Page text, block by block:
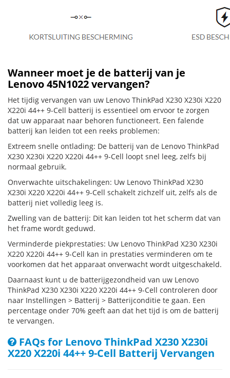
Wanneer moet je de batterij van je
Lenovo 45N1022 vervangen?
Het tijdig vervangen van uw Lenovo ThinkPad X230 X230i X220
X220i 44++ 9-Cell batterij is essentieel om ervoor te zorgen
dat uw apparaat naar behoren functioneert. Een falende
batterij kan leiden tot een reeks problemen:
Extreem snelle ontlading: De batterij van de Lenovo ThinkPad
X230 X230i X220 X220i 44++ 9-Cell loopt snel leeg, zelfs bij
normaal gebruik.
Onverwachte uitschakelingen: Uw Lenovo ThinkPad X230
X230i X220 X220i 44++ 9-Cell schakelt zichzelf uit, zelfs als de
batterij niet volledig leeg is.
Zwelling van de batterij: Dit kan leiden tot het scherm dat van
het frame wordt geduwd.
Verminderde piekprestaties: Uw Lenovo ThinkPad X230 X230i
X220 X220i 44++ 9-Cell kan in prestaties verminderen om te
voorkomen dat het apparaat onverwacht wordt uitgeschakeld.
Daarnaast kunt u de batterijgezondheid van uw Lenovo
ThinkPad X230 X230i X220 X220i 44++ 9-Cell controleren door
naar Instellingen > Batterij > Batterijconditie te gaan. Een
percentage onder 70% geeft aan dat het tijd is om de batterij
te vervangen.
FAQs for Lenovo ThinkPad X230 X230i
X220 X220i 44++ 9-Cell Batterij Vervangen